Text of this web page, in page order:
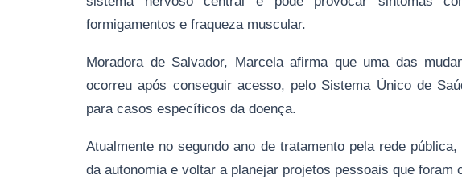
formigamentos e fraqueza muscular.
Moradora de Salvador, Marcela afirma que uma das
ocorreu após conseguir acesso, pelo Sistema Único de
para casos específicos da doença.
Atualmente no segundo ano de tratamento pela rede
da autonomia e voltar a planejar projetos pessoais que foram